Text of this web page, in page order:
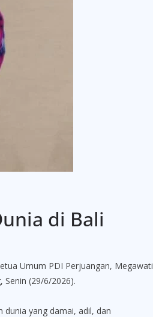
di Bali
Umum PDI Perjuangan, Megawati
Senin (29/6/2026).
yang damai, adil, dan